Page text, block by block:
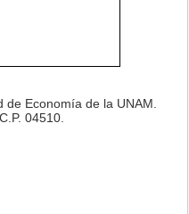
Economía de la UNAM.
04510.